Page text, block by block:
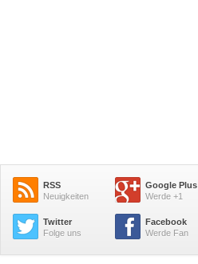
RSS
Neuigkeiten
Google Plus
Werde +1
Twitter
Folge uns
Facebook
Werde Fan